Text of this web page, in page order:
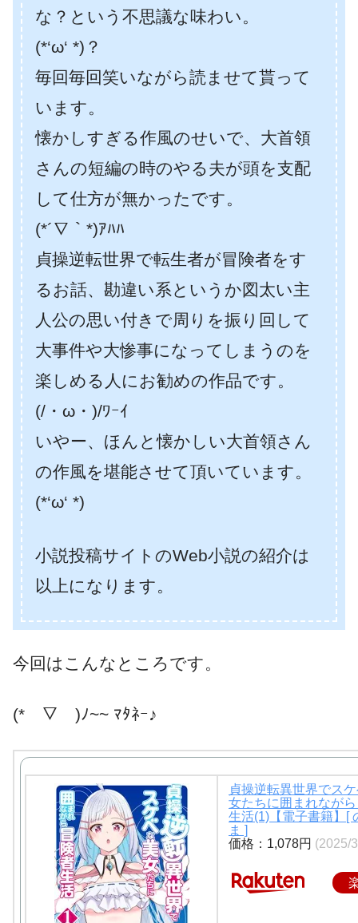
な？という不思議な味わい。
(*‘ω‘ *)？
毎回毎回笑いながら読ませて貰って
います。
懐かしすぎる作風のせいで、大首領
さんの短編の時のやる夫が頭を支配
して仕方が無かったです。
(*´∇｀*)ｱﾊﾊ
貞操逆転世界で転生者が冒険者をす
るお話、勘違い系というか図太い主
人公の思い付きで周りを振り回して
大事件や大惨事になってしまうのを
楽しめる人にお勧めの作品です。
(/・ω・)/ﾜｰｲ
いやー、ほんと懐かしい大首領さん
の作風を堪能させて頂いています。
(*‘ω‘ *)
小説投稿サイトのWeb小説の紹介は
以上になります。
今回はこんなところです。
(*￣▽￣)ﾉ~~ ﾏﾀﾈｰ♪
貞操逆転異世界でス
女たちに囲まれなが
生活(1)【電子書籍】[
ま ]
価格：1,078円 (2025/